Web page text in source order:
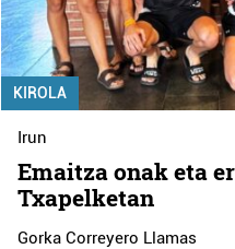
KIROLA
Irun
Emaitza onak eta
Txapelketan
Gorka Correyero Llamas